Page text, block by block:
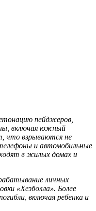
пейджеров,
включая южный
что взрываются не
и автомобильные
в жилых домах и
личных
«Хезболла». Более
включая ребенка и